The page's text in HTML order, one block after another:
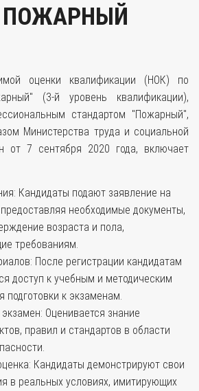
ПОЖАРНЫЙ
оценки квалификации (НОК) по
(3-й уровень квалификации),
стандартом "Пожарный",
Министерства труда и социальной
7 сентября 2020 года, включает
Кандидаты подают заявление на
необходимые документы,
возраста и пола,
требованиям.
После регистрации кандидатам
доступ к учебным и методическим
подготовки к экзаменам.
Оценивается знание
правил и стандартов в области
Кандидаты демонстрируют свои
в реальных условиях, имитирующих